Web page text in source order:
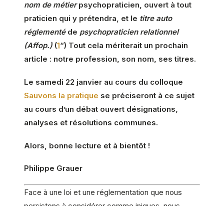
nom de métierpsychopraticien, ouvert à tout
praticien qui y prétendra, et le titre auto
réglementéde psychopraticien relationnel
(Affop.) (1“) Tout cela mériterait un prochain
article : notre profession, son nom, ses titres.
Le samedi 22 janvier au cours du colloque
Sauvons la pratique se préciseront à ce sujet
au cours d’un débat ouvert désignations,
analyses et résolutions communes.
Alors, bonne lecture et à bientôt !
Philippe Grauer
Face à une loi et une réglementation que nous